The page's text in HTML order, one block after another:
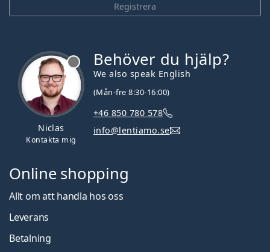
Registrera
Niclas
Kontakta mig
Behöver du hjälp?
We also speak English
(Mån-fre 8:30-16:00)
+46 850 780 578
info@lentiamo.se
Online shopping
Allt om att handla hos oss
Leverans
Betalning